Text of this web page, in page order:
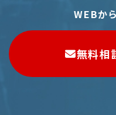
WEBか
無料相